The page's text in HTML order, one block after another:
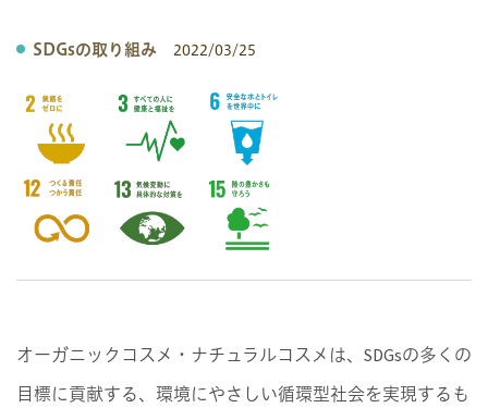
SDGsの取り組み 2022/03/25
オーガニックコスメ・ナチュラルコスメは、SDGsの多くの
目標に貢献する、環境にやさしい循環型社会を実現するも